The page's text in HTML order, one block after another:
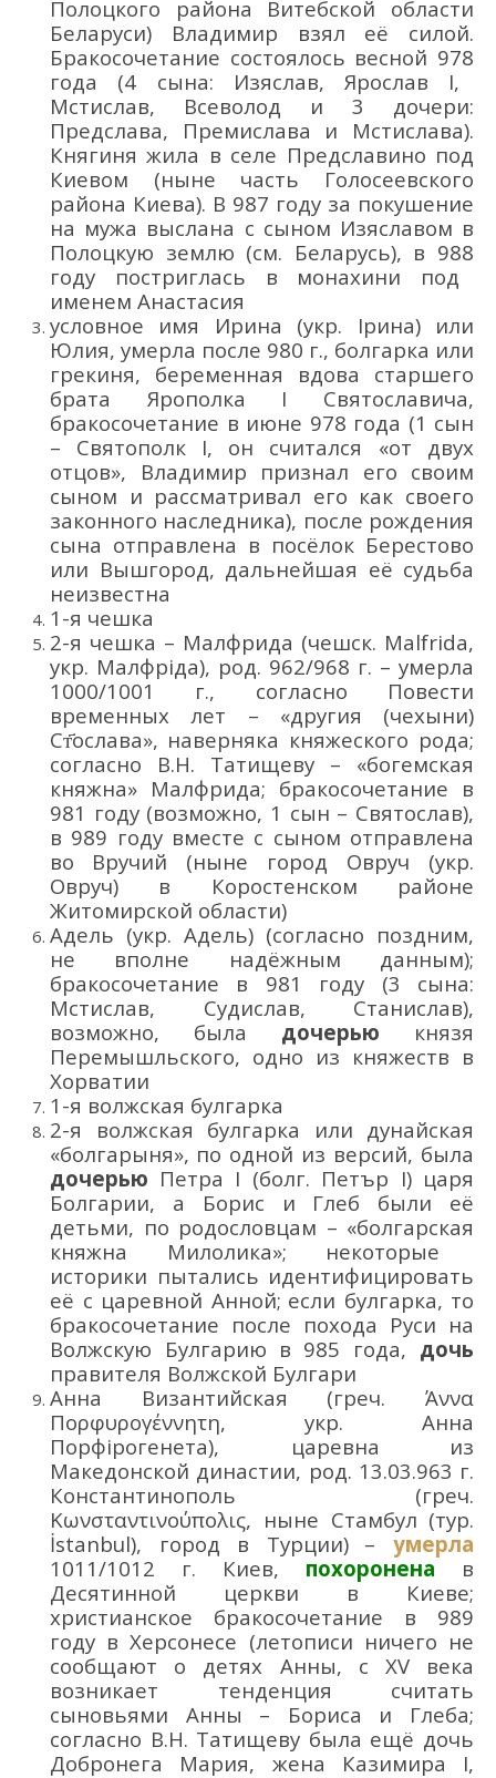
Полоцкого района Витебской области
Беларуси) Владимир взял её силой.
Бракосочетание состоялось весной 978
года (4 сына: Изяслав, Ярослав
I,
Мстислав, Всеволод и 3 дочери:
Предслава, Премислава и Мстислава).
Княгиняжила в селе Предславино под
Киевом (ныне часть Голосеевского
района Киева). В 987 году за покушение
на мужа выслана с сыном Изяславом в
Полоцкую землю (см. Беларусь), в 988
году постриглась в монахини под
именем Анастасия
условное имя Ирина (укр. Ірина) или
Юлия, умерла после 980 г., болгарка или
грекиня, беременная вдова старшего
брата Ярополка I Святославича,
бракосочетание в июне 978 года (1 сын
– Святополк
I, он считался «от двух
отцов», Владимир признал его своим
сыном и рассматривал его как своего
законного наследника), после рождения
сына отправлена в посёлок Берестово
или Вышгород, дальнейшая её судьба
неизвестна
1-я чешка
2-я чешка – Малфрида (чешск. Malfrida,
укр. Малфріда), род. 962/968 г. – умерла
1000/1001 г., согласно Повести
временных лет – «другия (чехыни)
Ст҃ослава», наверняка княжеского рода;
согласно В.Н. Татищеву – «богемская
княжна» Малфрида; бракосочетание в
981 году (возможно, 1 сын – Святослав),
в 989 году вместе с сыном отправлена
во Вручий (ныне город Овруч (укр.
Овруч) в Коростенском районе
Житомирской области)
Адель (укр. Адель) (согласно поздним,
не вполне надёжным данным);
бракосочетание в 981 году (3 сына:
Мстислав, Судислав, Станислав),
возможно, была дочерью князя
Перемышльского, одно из княжеств в
Хорватии
1-я волжская булгарка
2-я волжская булгарка или дунайская
«болгарыня», по одной из версий, была
дочерью Петра I (болг. Петър I) царя
Болгарии, а Борис и Глеб были её
детьми, по родословцам – «болгарская
княжна Милолика»; некоторые
историки пытались идентифицировать
её с царевной Анной; если булгарка, то
бракосочетание после похода Руси на
Волжскую Булгарию в 985 года, дочь
правителя Волжской Булгари
Анна Византийская
(греч. Άννα
Πορφυρογέννητη, укр. Анна
Порфірогенета), царевна
из
Македонской династии, род. 13.03.963 г.
Константинополь
(греч.
Κωνσταντινούπολις, ныне Стамбул (тур.
İstanbul), город в Турции) –умерла
1011/1012 г. Киев, похоронена в
Десятинной церкви в Киеве;
христианское бракосочетание в 989
году в Херсонесе (летописи ничего не
сообщают о детях Анны, с XV века
возникает тенденция считать
сыновьями Анны – Бориса и Глеба;
согласно В.Н. Татищеву была ещё дочь
Добронега Мария, жена Казимира I,